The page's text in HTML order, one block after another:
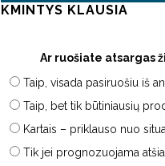
KMINTYS KLAUSIA
Ar ruošiate atsargas
Taip, visada pasiruošiu iš
Taip, bet tik būtiniausių
Kartais – priklauso nuo
Tik jei prognozuojama